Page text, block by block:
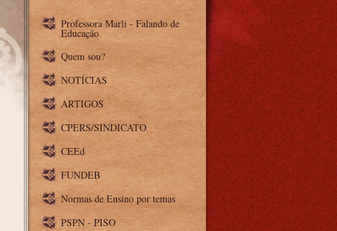
Professora Marli - Falando de
Educação
Quem sou?
NOTÍCIAS
ARTIGOS
CPERS/SINDICATO
CEEd
FUNDEB
Normas de Ensino por temas
PSPN - PISO